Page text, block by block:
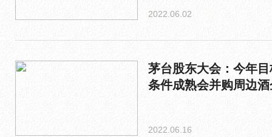
2022.06.02
茅台股东大会：今年
条件成熟会并购周边酒
2022.06.16